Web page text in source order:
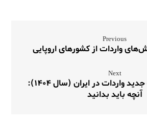
Previous
واردات از کشورهای اروپایی
Next
قوانین و مقررات جدید واردات در ایران (سال ۱۴۰۴):
آنچه باید بدانید